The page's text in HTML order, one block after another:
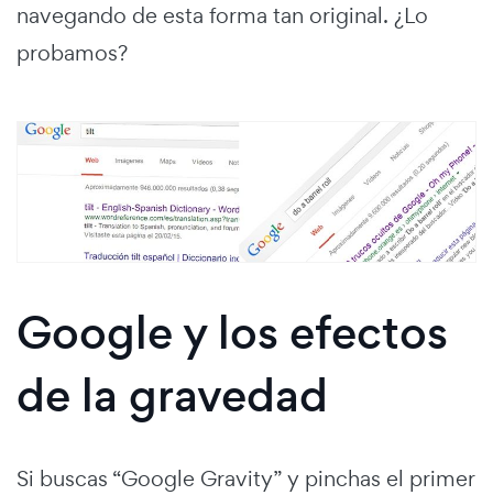
navegando de esta forma tan original. ¿Lo
probamos?
Google y los efectos
de la gravedad
Si buscas “Google Gravity” y pinchas el primer